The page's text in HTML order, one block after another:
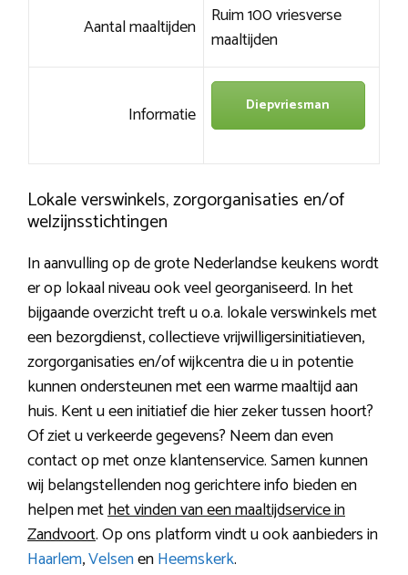
Aantal maaltijden Ruim 100 vriesverse
maaltijden
Informatie Diepvriesman
Lokale verswinkels, zorgorganisaties en/of
welzijnsstichtingen
In aanvulling op de grote Nederlandse keukens wordt
er op lokaal niveau ook veel georganiseerd. In het
bijgaande overzicht treft u o.a. lokale verswinkels met
een bezorgdienst, collectieve vrijwilligersinitiatieven,
zorgorganisaties en/of wijkcentra die u in potentie
kunnen ondersteunen met een warme maaltijd aan
huis. Kent u een initiatief die hier zeker tussen hoort?
Of ziet u verkeerde gegevens? Neem dan even
contact op met onze klantenservice. Samen kunnen
wij belangstellenden nog gerichtere info bieden en
helpen methet vinden van een maaltijdservice in
Zandvoort. Op ons platform vindt u ook aanbieders in
Haarlem,VelsenenHeemskerk.